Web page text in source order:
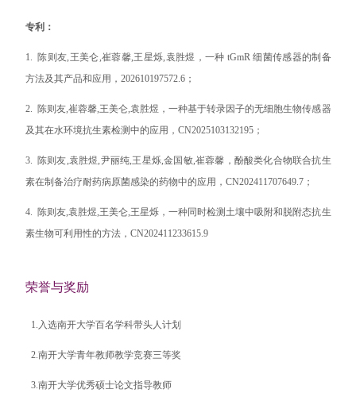
专利：
1.陈则友,王美仑,崔蓉馨,王星烁,袁胜煜，一种 tGmR 细菌传感器的制备
方法及其产品和应用，202610197572.6；
2. 陈则友,崔蓉馨,王美仑,袁胜煜，一种基于转录因子的无细胞生物传感器
及其在水环境抗生素检测中的应用，CN2025103132195；
3. 陈则友,袁胜煜,尹丽纯,王星烁,金国敏,崔蓉馨，酚酸类化合物联合抗生
素在制备治疗耐药病原菌感染的药物中的应用，CN202411707649.7；
4. 陈则友,袁胜煜,王美仑,王星烁，一种同时检测土壤中吸附和脱附态抗生
素生物可利用性的方法，CN202411233615.9
荣誉与奖励
1.入选南开大学百名学科带头人计划
2.南开大学青年教师教学竞赛三等奖
3.南开大学优秀硕士论文指导教师